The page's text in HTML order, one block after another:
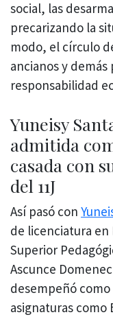
social, las
precarizando la
modo, el círculo
ancianos y
responsabilidad
Yuneisy
admitida
casada con
del 11J
Así pasó con
de licenciatura en
Superior
Ascunce
desempeñó
asignaturas como